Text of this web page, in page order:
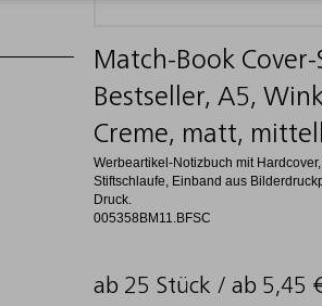
Match-Book Cover-
Bestseller, A5,
Creme, matt,
Werbeartikel-Notizbuch mit
Stiftschlaufe, Einband aus
Druck.
005358BM11.BFSC
ab 25 Stück / ab 5,45